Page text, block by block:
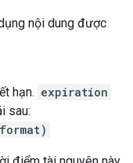
nội dung được
hạn. expiration
sau:
format)